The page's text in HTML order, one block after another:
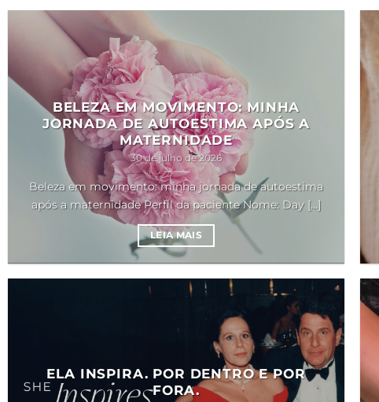
BELEZA EM MOVIMENTO: MINHA
JORNADA DE AUTOESTIMA APÓS A
MATERNIDADE
30 de julho de 2026
Beleza em movimento: minha jornada de autoestima
após a maternidade Perfil da paciente Nome: Day [...]
LEIA MAIS
ELA INSPIRA. POR DENTRO E POR
FORA.